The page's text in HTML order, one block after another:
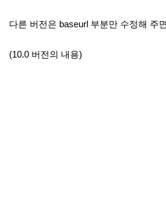
다른 버전은 baseurl 부분만 수정해 주
(10.0 버전의 내용)